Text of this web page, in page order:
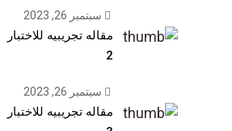
سبتمبر 26, 2023
مقاله تجريبيه للاختبار
سبتمبر 26, 2023
مقاله تجريبيه للاختبار